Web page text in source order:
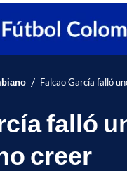
/ Falcao García falló
falló
creer